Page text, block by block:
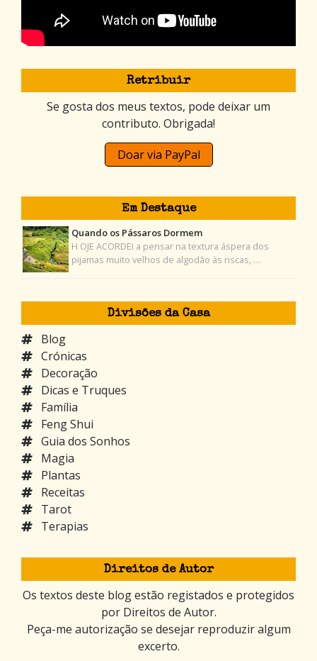
Retribuir
Se gosta dos meus textos, pode deixar um
contributo. Obrigada!
Doar via PayPal
Em Destaque
Quando os Pássaros Dormem
H OJE ACORDEI a pensar na textura áspera dos
pijamas muito velhos de algodão às riscas, …
Divisões da Casa
Blog
Crónicas
Decoração
Dicas e Truques
Família
Feng Shui
Guia dos Sonhos
Magia
Plantas
Receitas
Tarot
Terapias
Direitos de Autor
Os textos deste blog estão registados e protegidos
por Direitos de Autor.
Peça-me autorização se desejar reproduzir algum
excerto.